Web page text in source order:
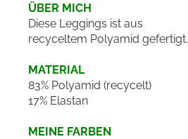
ÜBER MICH
Diese Leggings ist aus
recyceltem Polyamid gefertigt.
MATERIAL
83% Polyamid (recycelt)
17% Elastan
MEINE FARBEN